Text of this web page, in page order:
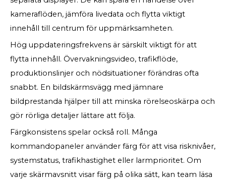
kameraflöden, jämföra livedata och flytta viktigt
innehåll till centrum för uppmärksamheten.
Hög uppdateringsfrekvens är särskilt viktigt för att
flytta innehåll. Övervakningsvideo, trafikflöde,
produktionslinjer och nödsituationer förändras ofta
snabbt. En bildskärmsvägg med jämnare
bildprestanda hjälper till att minska rörelseoskärpa och
gör rörliga detaljer lättare att följa.
Färgkonsistens spelar också roll. Många
kommandopaneler använder färg för att visa risknivåer,
systemstatus, trafikhastighet eller larmprioritet. Om
varje skärmavsnitt visar färg på olika sätt, kan team läsa